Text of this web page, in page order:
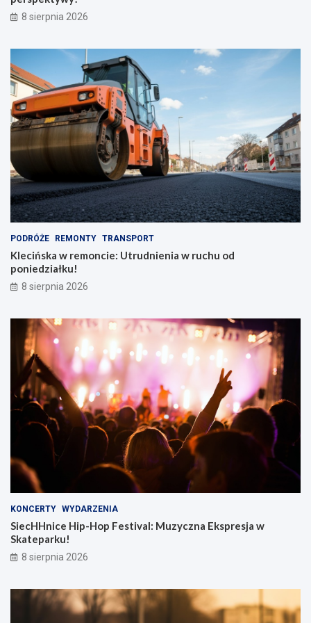
a
d
n
y
m
p
l
e
c
a
k
e
m
p
e
e
k
t
y
w
y
!
8 sierpnia 2026
PODRÓŻE REMONTY TRANSPORT
Klecińska w remoncie: Utrudnienia w ruchu od
poniedziałku!
8 sierpnia 2026
KONCERTY WYDARZENIA
SiecHHnice Hip-Hop Festival: Muzyczna Ekspresja w
Skateparku!
8 sierpnia 2026